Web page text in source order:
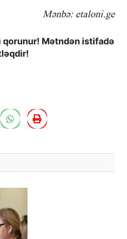
Mənbə: etaloni.ge
qorunur! Mətndən istifadə